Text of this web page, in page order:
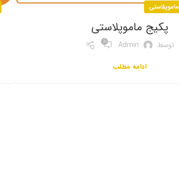
ماموپلاستی
پکیج ماموپلاستی
توسط Admin
0
ادامه مطلب